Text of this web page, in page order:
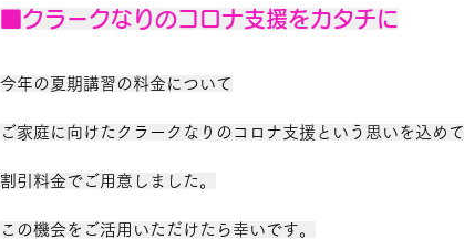
■クラークなりのコロナ支援をカタチに
今年の夏期講習の料金について
ご家庭に向けたクラークなりのコロナ支援という思いを込めて
割引料金でご用意しました。
この機会をご活用いただけたら幸いです。